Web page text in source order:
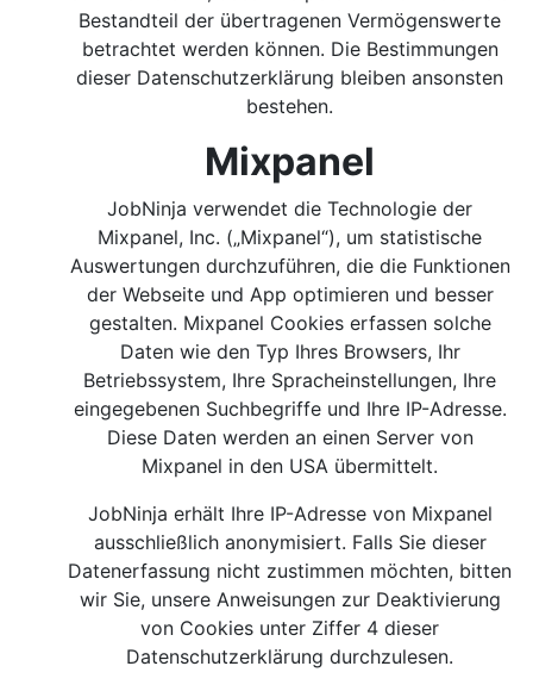
Bestandteil der übertragenen Vermögenswerte
betrachtet werden können. Die Bestimmungen
dieser Datenschutzerklärung bleiben ansonsten
bestehen.
Mixpanel
JobNinja verwendet die Technologie der
Mixpanel, Inc. („Mixpanel“), um statistische
Auswertungen durchzuführen, die die Funktionen
der Webseite und App optimieren und besser
gestalten. Mixpanel Cookies erfassen solche
Daten wie den Typ Ihres Browsers, Ihr
Betriebssystem, Ihre Spracheinstellungen, Ihre
eingegebenen Suchbegriffe und Ihre IP-Adresse.
Diese Daten werden an einen Server von
Mixpanel in den USA übermittelt.
JobNinja erhält Ihre IP-Adresse von Mixpanel
ausschließlich anonymisiert. Falls Sie dieser
Datenerfassung nicht zustimmen möchten, bitten
wir Sie, unsere Anweisungen zur Deaktivierung
von Cookies unter Ziffer 4 dieser
Datenschutzerklärung durchzulesen.